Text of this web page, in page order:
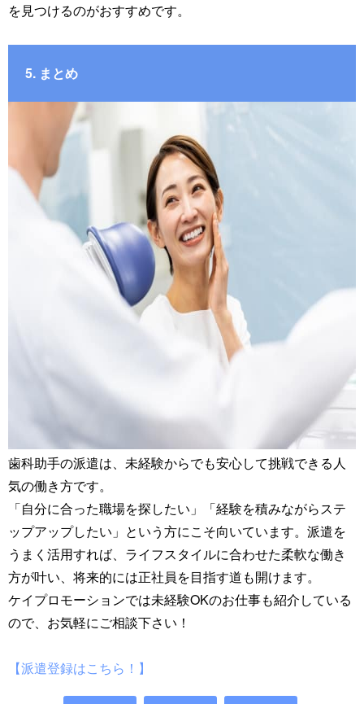
を見つけるのがおすすめです。
5. まとめ
歯科助手の派遣は、未経験からでも安心して挑戦できる人
気の働き方です。
「自分に合った職場を探したい」「経験を積みながらステ
ップアップしたい」という方にこそ向いています。派遣を
うまく活用すれば、ライフスタイルに合わせた柔軟な働き
方が叶い、将来的には正社員を目指す道も開けます。
ケイプロモーションでは未経験OKのお仕事も紹介している
ので、お気軽にご相談下さい！
【派遣登録はこちら！】